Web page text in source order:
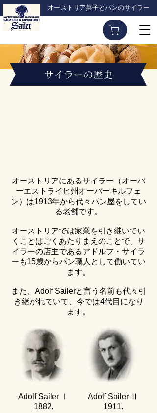
オーストリア菓子とパンのサイラー
サイラーの歴史
オーストリアにあるサイラー（オーバ
ーエストライヒ州オーバーキルフェ
ン）は1913年から代々パン屋をしてい
る老舗です。
オーストリアでは家業を引き継いでい
くことはごくあたりまえのことで、サ
イラーの店主であるアドルフ・サイラ
ーも15歳からパン職人として働いてい
ます。
また、Adolf Sailerと言う名前も代々引
き継がれていて、今では4代目になり
ます。
Adolf Sailer Ⅰ
​1882.
Adolf Sailer Ⅱ
​1911.